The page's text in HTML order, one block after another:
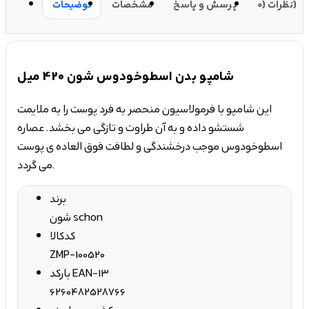
توضیحات مشخصات پرسش و پاسخ نظرات (0)
شامپو بدن اسطوخودوس شون 420 میل
این شامپو با فرمولاسیون منحصر به فرد پوست را به ملایمت
شستشو داده و به آن طراوت و تازگی می بخشد. عصاره
اسطوخودوس موجب درخشندگی و لطافت فوق العاده ی پوست
می گردد.
برند
شون schon
کدکالا
ZMP-100520
بارکد EAN-13
6260482528766